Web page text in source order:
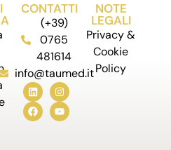
CONTATTI
(+39)
0765
481614
info@taumed.it
NOTE
LEGALI
Privacy &
Cookie
Policy